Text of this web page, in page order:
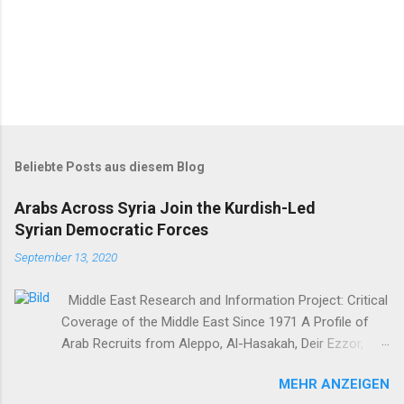
Beliebte Posts aus diesem Blog
Arabs Across Syria Join the Kurdish-Led
Syrian Democratic Forces
September 13, 2020
Middle East Research and Information Project: Critical
Coverage of the Middle East Since 1971 A Profile of
Arab Recruits from Aleppo, Al-Hasakah, Deir Ezzor,
Austin Holmes In: 295 (Summer 2020) I n 2012, as the
MEHR ANZEIGEN